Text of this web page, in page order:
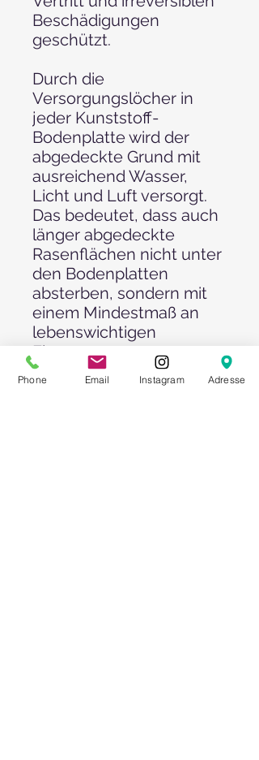
Beschädigungen
geschützt.
Durch die
Versorgungslöcher in
jeder Kunststoff-
Bodenplatte wird der
abgedeckte Grund mit
ausreichend Wasser,
Licht und Luft versorgt.
Das bedeutet, dass auch
länger abgedeckte
Rasenflächen nicht unter
den Bodenplatten
absterben, sondern mit
einem Mindestmaß an
lebenswichtigen
Elementen versorgt
werden.
Phone Email Instagram Adresse